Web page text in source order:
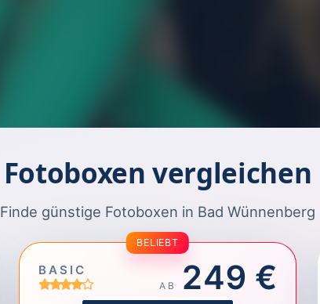
Fotoboxen vergleichen
Finde günstige Fotoboxen in Bad Wünnenberg
BELIEBT
BASIC
AB 249 €